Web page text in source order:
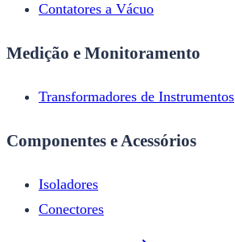
Contatores a Vácuo
Medição e Monitoramento
Transformadores de Instrumentos
Componentes e Acessórios
Isoladores
Conectores